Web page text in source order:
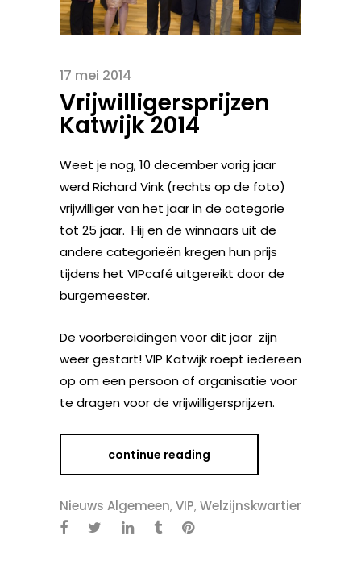
17 mei 2014
Vrijwilligersprijzen
Katwijk 2014
Weet je nog, 10 december vorig jaar
werd Richard Vink (rechts op de foto)
vrijwilliger van het jaar in de categorie
tot 25 jaar. Hij en de winnaars uit de
andere categorieën kregen hun prijs
tijdens het VIPcafé uitgereikt door de
burgemeester.
De voorbereidingen voor dit jaar zijn
weer gestart! VIP Katwijk roept iedereen
op om een persoon of organisatie voor
te dragen voor de vrijwilligersprijzen.
continue reading
Nieuws Algemeen,VIP,Welzijnskwartier